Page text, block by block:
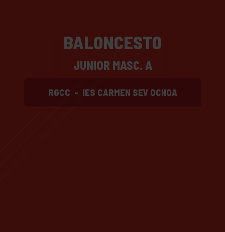
BALONCESTO
JUNIOR MASC. A
RGCC - IES CARMEN SEV OCHOA